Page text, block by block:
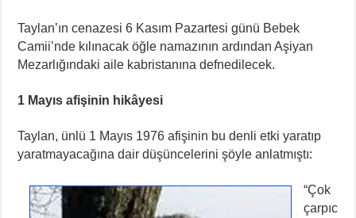
Taylan’ın cenazesi 6 Kasım Pazartesi günü Bebek
Camii’nde kılınacak öğle namazının ardından Aşiyan
Mezarlığındaki aile kabristanına defnedilecek.
1 Mayıs afişinin hikâyesi
Taylan, ünlü 1 Mayıs 1976 afişinin bu denli etki yaratıp
yaratmayacağına dair düşüncelerini şöyle anlatmıştı:
“Çok
çarpıc